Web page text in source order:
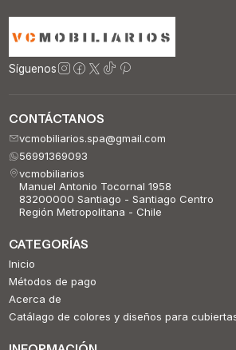
Síguenos
CONTÁCTANOS
vcmobiliarios.spa@gmail.com
56991369093
vcmobiliarios
Manuel Antonio Tocornal 1958
83200000 Santiago - Santiago Centro
Región Metropolitana - Chile
CATEGORÍAS
Inicio
Métodos de pago
Acerca de
Catálago de colores y diseños para